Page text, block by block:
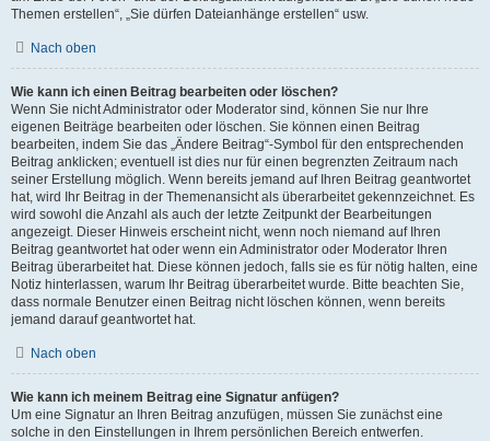
Themen erstellen“, „Sie dürfen Dateianhänge erstellen“ usw.
Nach oben
Wie kann ich einen Beitrag bearbeiten oder löschen?
Wenn Sie nicht Administrator oder Moderator sind, können Sie nur Ihre
eigenen Beiträge bearbeiten oder löschen. Sie können einen Beitrag
bearbeiten, indem Sie das „Ändere Beitrag“-Symbol für den entsprechenden
Beitrag anklicken; eventuell ist dies nur für einen begrenzten Zeitraum nach
seiner Erstellung möglich. Wenn bereits jemand auf Ihren Beitrag geantwortet
hat, wird Ihr Beitrag in der Themenansicht als überarbeitet gekennzeichnet. Es
wird sowohl die Anzahl als auch der letzte Zeitpunkt der Bearbeitungen
angezeigt. Dieser Hinweis erscheint nicht, wenn noch niemand auf Ihren
Beitrag geantwortet hat oder wenn ein Administrator oder Moderator Ihren
Beitrag überarbeitet hat. Diese können jedoch, falls sie es für nötig halten, eine
Notiz hinterlassen, warum Ihr Beitrag überarbeitet wurde. Bitte beachten Sie,
dass normale Benutzer einen Beitrag nicht löschen können, wenn bereits
jemand darauf geantwortet hat.
Nach oben
Wie kann ich meinem Beitrag eine Signatur anfügen?
Um eine Signatur an Ihren Beitrag anzufügen, müssen Sie zunächst eine
solche in den Einstellungen in Ihrem persönlichen Bereich entwerfen.